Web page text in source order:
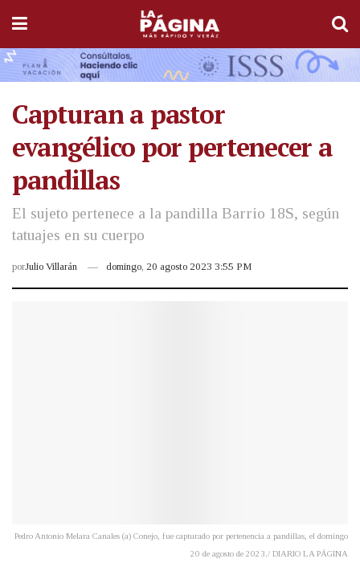
Capturan a pastor
evangélico por pertenecer a
pandillas
El sujeto pertenece a la pandilla Barrio 18S, según
tatuajes en su cuerpo
porJulio Villarán domingo, 20 agosto 2023 3:55 PM
Pedro Antonio Melara Canales (a) Conejo, fue capturado por pertenencia a pandillas, el domingo
20 de agosto de 2023./ DIARIO LA PÁGINA